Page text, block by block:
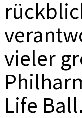
vieler
Life